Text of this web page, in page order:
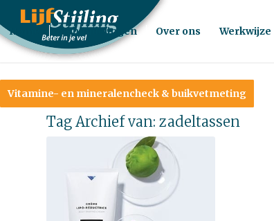
Home Behandelingen Over ons Werkwijze
Vitamine- en mineralencheck & buikvetmeting
Tag Archief van: zadeltassen